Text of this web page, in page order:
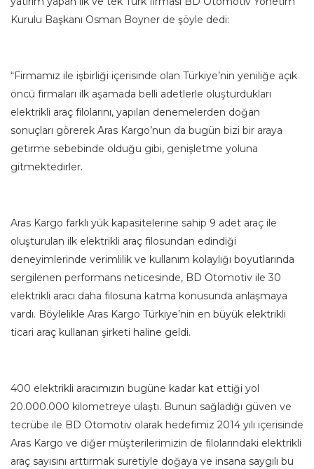
Kurulu Başkanı Osman Boyner de şöyle dedi:
“Firmamız ile işbirliği içerisinde olan Türkiye’nin yeniliğe açık
öncü firmaları ilk aşamada belli adetlerle oluşturdukları
elektrikli araç filolarını, yapılan denemelerden doğan
sonuçları görerek Aras Kargo’nun da bugün bizi bir araya
getirme sebebinde olduğu gibi, genişletme yoluna
gitmektedirler.
Aras Kargo farklı yük kapasitelerine sahip 9 adet araç ile
oluşturulan ilk elektrikli araç filosundan edindiği
deneyimlerinde verimlilik ve kullanım kolaylığı boyutlarında
sergilenen performans neticesinde, BD Otomotiv ile 30
elektrikli aracı daha filosuna katma konusunda anlaşmaya
vardı. Böylelikle Aras Kargo Türkiye’nin en büyük elektrikli
ticari araç kullanan şirketi haline geldi.
400 elektrikli aracımızın bugüne kadar kat ettiği yol
20.000.000 kilometreye ulaştı. Bunun sağladığı güven ve
tecrübe ile BD Otomotiv olarak hedefimiz 2014 yılı içerisinde
Aras Kargo ve diğer müşterilerimizin de filolarındaki elektrikli
araç sayısını arttırmak suretiyle doğaya ve insana saygılı bu